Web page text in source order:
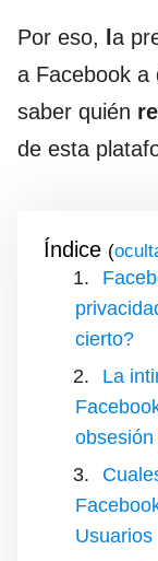
Por eso,
a
a Facebook a
saber quién
de esta
Índice (
cierto?
La
Usuarios